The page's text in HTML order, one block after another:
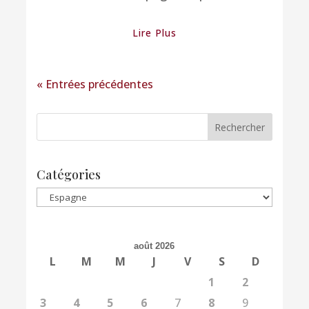
Lire Plus
« Entrées précédentes
Catégories
Catégories
août 2026
L M M J V S
D
1
2
3
4 5 6 7 8 9